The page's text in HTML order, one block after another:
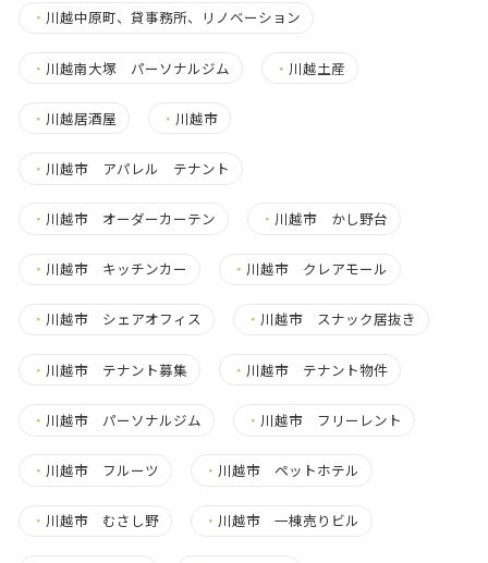
・ 川越中原町、貸事務所、リノベーション
・ 川越南大塚 パーソナルジム ・ 川越土産
・ 川越居酒屋 ・ 川越市
・ 川越市 アパレル テナント
・ 川越市 オーダーカーテン ・ 川越市 かし野台
・ 川越市 キッチンカー ・ 川越市 クレアモール
・ 川越市 シェアオフィス ・ 川越市 スナック居抜き
・ 川越市 テナント募集 ・ 川越市 テナント物件
・ 川越市 パーソナルジム ・ 川越市 フリーレント
・ 川越市 フルーツ ・ 川越市 ペットホテル
・ 川越市 むさし野 ・ 川越市 一棟売りビル